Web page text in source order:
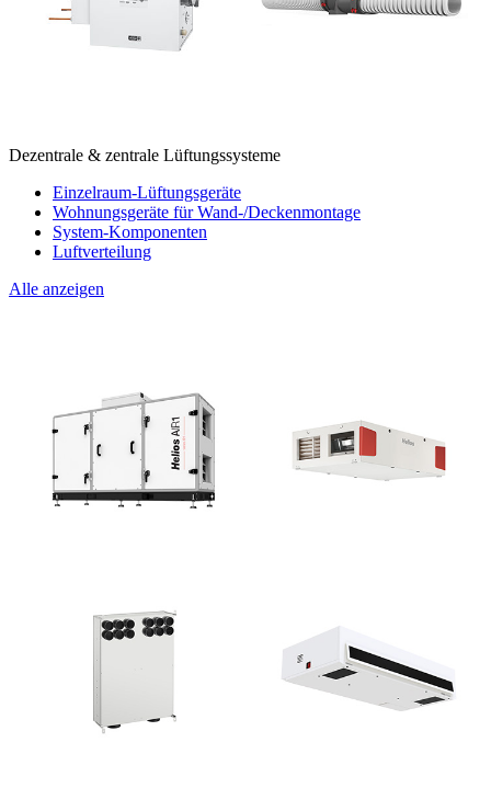
Dezentrale & zentrale Lüftungssysteme
Einzelraum-Lüftungsgeräte
Wohnungsgeräte für Wand-/Deckenmontage
System-Komponenten
Luftverteilung
Alle anzeigen